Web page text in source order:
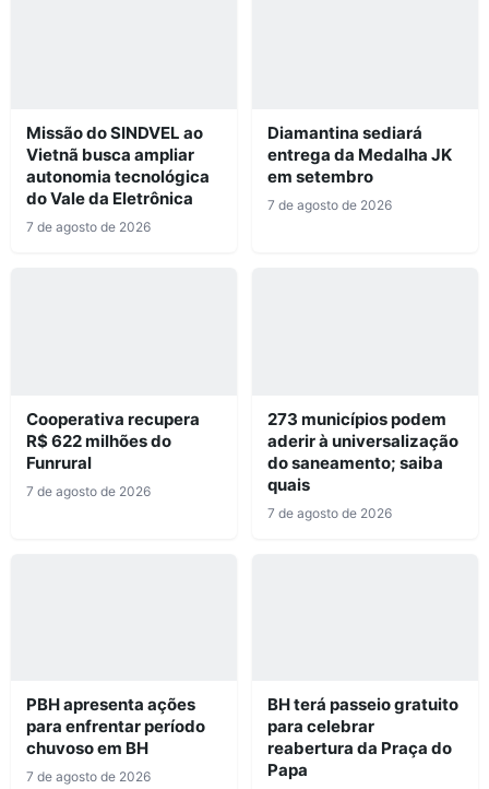
Missão do SINDVEL ao
Vietnã busca ampliar
autonomia tecnológica
do Vale da Eletrônica
7 de agosto de 2026
Diamantina sediará
entrega da Medalha JK
em setembro
7 de agosto de 2026
Cooperativa recupera
R$ 622 milhões do
Funrural
7 de agosto de 2026
273 municípios podem
aderir à universalização
do saneamento; saiba
quais
7 de agosto de 2026
PBH apresenta ações
para enfrentar período
chuvoso em BH
7 de agosto de 2026
BH terá passeio gratuito
para celebrar
reabertura da Praça do
Papa